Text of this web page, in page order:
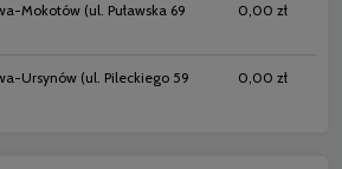
Mokotów (ul. Puławska 69
0,00 zł
Ursynów (ul. Pileckiego 59
0,00 zł